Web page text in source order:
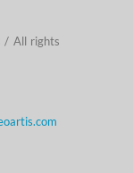
/ All rights